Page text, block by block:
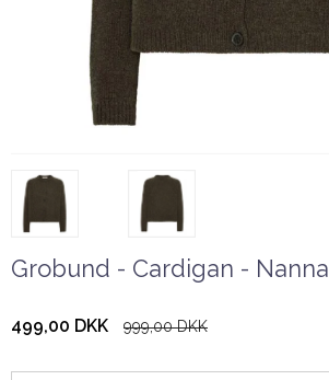
Grobund - Cardigan - Nanna
499,00 DKK 999,00 DKK